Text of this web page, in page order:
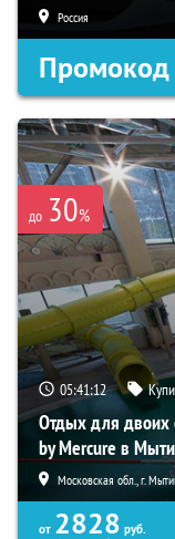
Россия
Промокод
до 30%
05:41:12
Отдых для двоих
by Mercure в
Московская обл., г.
от 2828 руб.